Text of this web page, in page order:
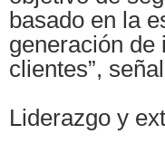
basado en la
generación de
clientes”,
Liderazgo y